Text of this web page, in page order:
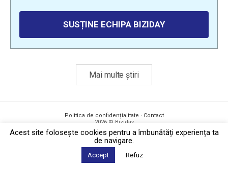
SUSȚINE ECHIPA BIZIDAY
Mai multe știri
Politica de confidențialitate · Contact
2026 © Biziday
Acest site foloseşte cookies pentru a îmbunătăți experiența ta
de navigare.
Accept Refuz